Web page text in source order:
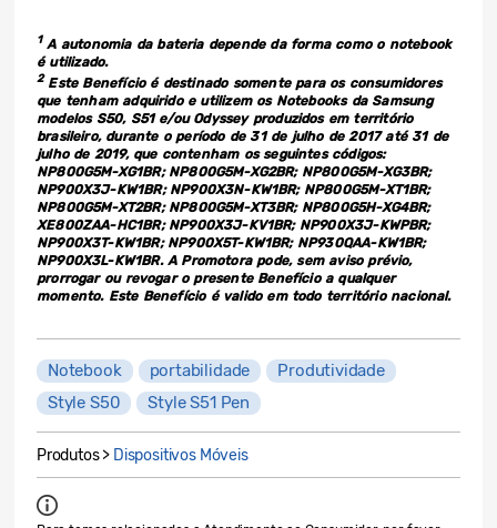
1A autonomia da bateria depende da forma como o notebook
é utilizado.
2Este Benefício é destinado somente para os consumidores
que tenham adquirido e utilizem os Notebooks da Samsung
modelos S50, S51 e/ou Odyssey produzidos em território
brasileiro, durante o período de 31 de julho de 2017 até 31 de
julho de 2019, que contenham os seguintes códigos:
NP800G5M-XG1BR; NP800G5M-XG2BR; NP800G5M-XG3BR;
NP900X3J-KW1BR; NP900X3N-KW1BR; NP800G5M-XT1BR;
NP800G5M-XT2BR; NP800G5M-XT3BR; NP800G5H-XG4BR;
XE800ZAA-HC1BR; NP900X3J-KV1BR; NP900X3J-KWPBR;
NP900X3T-KW1BR; NP900X5T-KW1BR; NP930QAA-KW1BR;
NP900X3L-KW1BR. A Promotora pode, sem aviso prévio,
prorrogar ou revogar o presente Benefício a qualquer
momento. Este Benefício é valido em todo território nacional.
Notebook portabilidade
Produtividade
Style S50
Style S51 Pen
Produtos > Dispositivos Móveis